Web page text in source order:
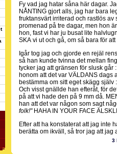
Fy vad jag hatar såna här dagar.
NÅNTING gjort alls, jag har bara
fruktansvärt irriterad och rastlös av
promenad på tre dagar, men hon
hon, fast vi har ju busat lite
SKA vi ut och gå, om så bara för
Igår tog jag och gjorde en rejäl
så han kunde tvinna det mellan
tycker jag att gränsen för slusk
honom att det var VÄLDANS dags
bestämma om sitt eget skägg
Och visst gnällde han efteråt, för
på att vi hade den på 9 mm då.
han att det var någon som sagt
folk!"HAHA IN YOUR FACE
Efter att ha konstaterat att jag inte
berätta om ikväll, så tror jag att jag
3